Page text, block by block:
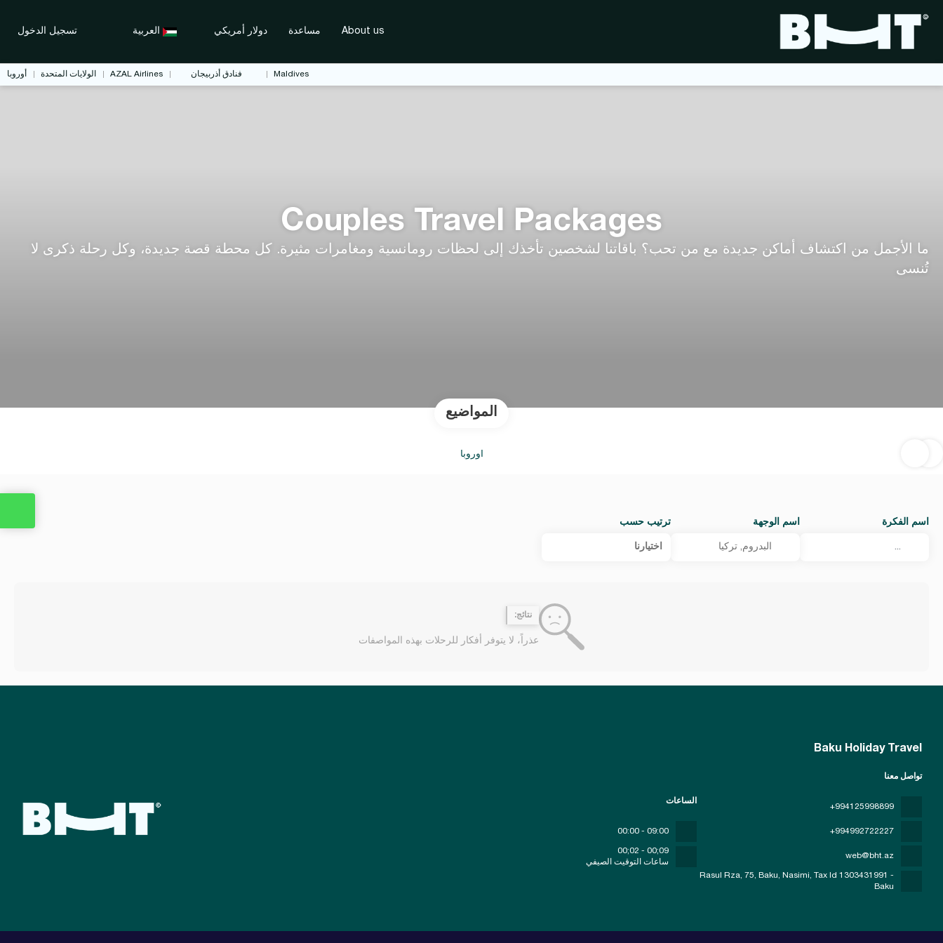
مساعدة دولار أمريكي العربية تسجيل الدخول
Maldives فنادق أذربيجان AZAL Airlines الولايات المتحدة أوروبا
Couples Travel Packages
ما الأجمل من اكتشاف أماكن جديدة مع من تحب؟ باقاتنا لشخصين تأخذك إلى لحظات رومانسية ومغامرات مثيرة. كل محطة قصة جديدة، وكل رحلة ذكرى لا
تُنسى
المواضيع
أوروبا
اسم الفكرة اسم الوجهة ترتيب حسب
اختيارنا
نتائج:
عذراً، لا يتوفر أفكار للرحلات بهذه المواصفات
Baku Holiday Travel
تواصل معنا
+994125998899
+994992722227
web@bht.az
Rasul Rza, 75, Baku, Nasimi, Tax Id 1303431991 -
Baku
الساعات
09:00 - 00:00
09;00 - 02;00
ساعات التوقيت الصيفي